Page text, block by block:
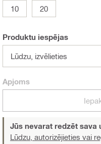
10
20
Produktu iespējas
Lūdzu, izvēlieties
Apjoms
Jūs nevarat redzēt sava
Lūdzu, autorizējieties vai